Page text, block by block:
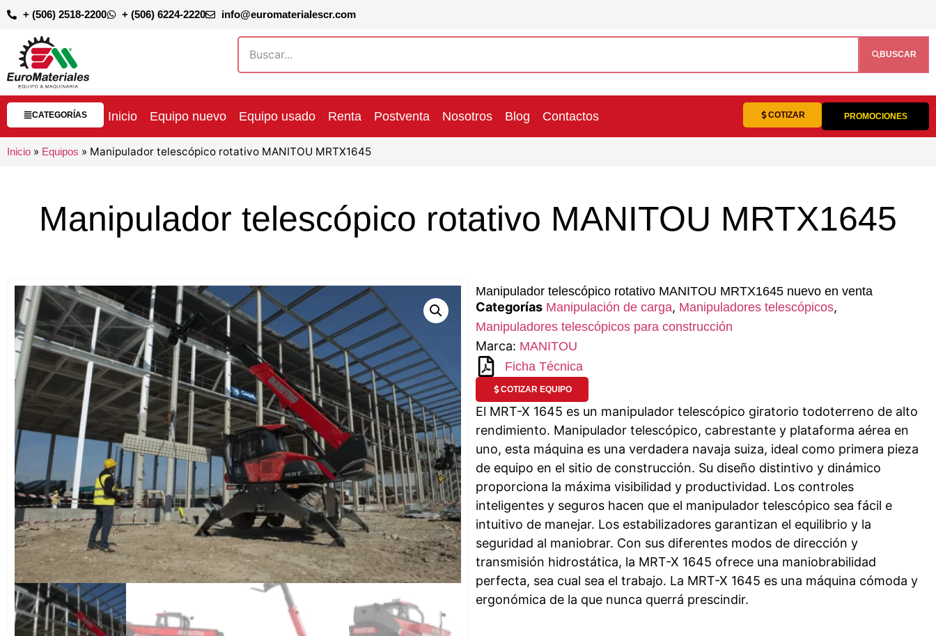
+ (506) 2518-2200 + (506) 6224-2220 info@euromaterialescr.com
BUSCAR
CATEGORÍAS Inicio Equipo nuevo Equipo usado Renta Postventa Nosotros Blog Contactos PROMOCIONES
COTIZAR
Inicio » Equipos » Manipulador telescópico rotativo MANITOU MRTX1645
Manipulador telescópico rotativo MANITOU MRTX1645
Manipulador telescópico rotativo MANITOU MRTX1645 nuevo en venta
Categorías Manipulación de carga, Manipuladores telescópicos,
Manipuladores telescópicos para construcción
Marca: MANITOU
Ficha Técnica
COTIZAR EQUIPO
El MRT-X 1645 es un manipulador telescópico giratorio todoterreno de alto
rendimiento. Manipulador telescópico, cabrestante y plataforma aérea en
uno, esta máquina es una verdadera navaja suiza, ideal como primera pieza
de equipo en el sitio de construcción. Su diseño distintivo y dinámico
proporciona la máxima visibilidad y productividad. Los controles
inteligentes y seguros hacen que el manipulador telescópico sea fácil e
intuitivo de manejar. Los estabilizadores garantizan el equilibrio y la
seguridad al maniobrar. Con sus diferentes modos de dirección y
transmisión hidrostática, la MRT-X 1645 ofrece una maniobrabilidad
perfecta, sea cual sea el trabajo. La MRT-X 1645 es una máquina cómoda y
ergonómica de la que nunca querrá prescindir.